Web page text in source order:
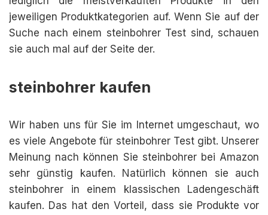
jeweiligen Produktkategorien auf. Wenn Sie auf der
Suche nach einem steinbohrer Test sind, schauen
sie auch mal auf der Seite der.
steinbohrer kaufen
Wir haben uns für Sie im Internet umgeschaut, wo
es viele Angebote für steinbohrer Test gibt. Unserer
Meinung nach können Sie steinbohrer bei Amazon
sehr günstig kaufen. Natürlich können sie auch
steinbohrer in einem klassischen Ladengeschäft
kaufen. Das hat den Vorteil, dass sie Produkte vor